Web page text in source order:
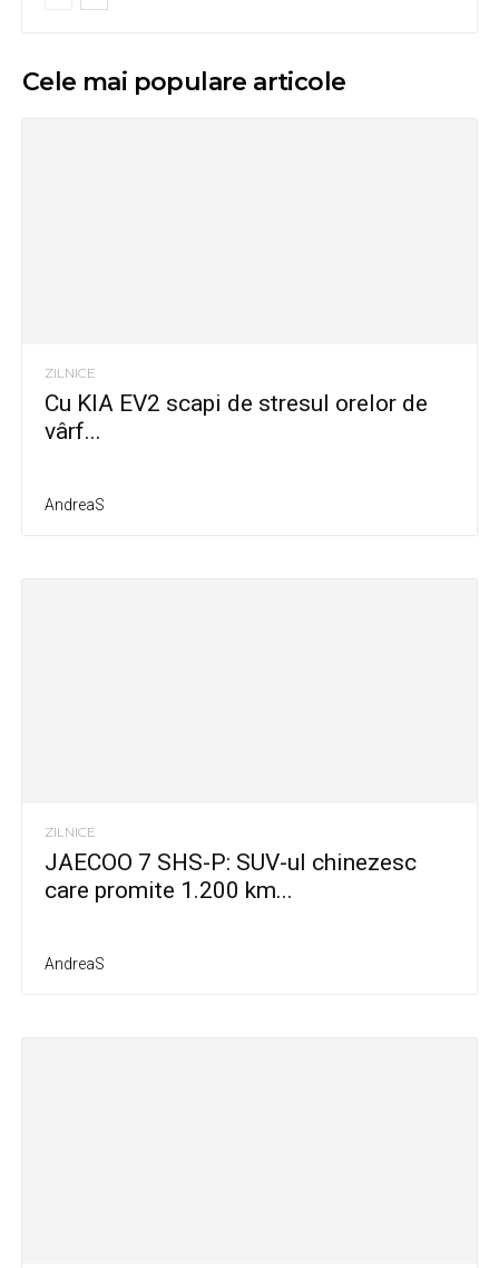
Cele mai populare articole
ZILNICE
Cu KIA EV2 scapi de stresul orelor de
vârf...
AndreaS
ZILNICE
JAECOO 7 SHS-P: SUV-ul chinezesc
care promite 1.200 km...
AndreaS